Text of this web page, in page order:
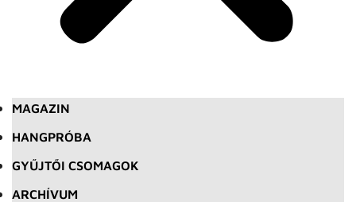
MAGAZIN
HANGPRÓBA
GYŰJTŐI CSOMAGOK
ARCHÍVUM